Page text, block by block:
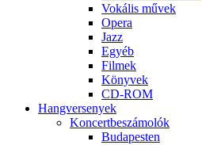
Vokális művek
Opera
Jazz
Egyéb
Filmek
Könyvek
CD-ROM
Hangversenyek
Koncertbeszámolók
Budapesten